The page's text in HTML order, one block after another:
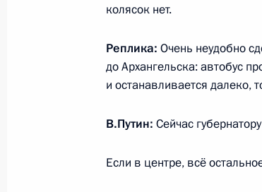
12 декабря 2023 года,
Встреча с
12 декабря 2023 года, 16:45
колясок нет.
Реплика: Очень неудобно
до Архангельска: автобус
и останавливается далеко,
В.Путин: Сейчас
Если в центре, всё